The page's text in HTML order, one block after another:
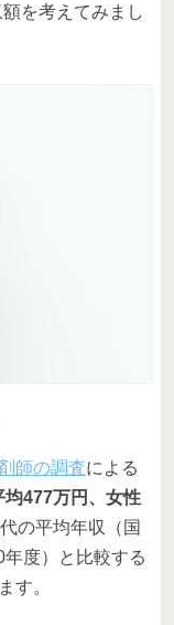
を考えてみまし
師の調査による
477万円、女性
の平均年収（国
年度）と比較する
す。